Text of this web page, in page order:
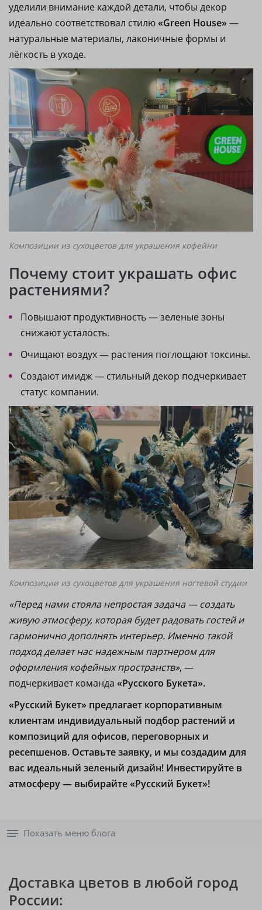
уделили внимание каждой детали, чтобы декор
идеально соответствовал стилю«Green House»—
натуральные материалы, лаконичные формы и
лёгкость в уходе.
Композиции из сухоцветов для украшения кофейни
Почему стоит украшать офис
растениями?
Повышают продуктивность — зеленые зоны
снижают усталость.
Очищают воздух — растения поглощают токсины.
Создают имидж — стильный декор подчеркивает
статус компании.
Композиции из сухоцветов для украшения ногтевой студии
«Перед нами стояла непростая задача — создать
живую атмосферу, которая будет радовать гостей и
гармонично дополнять интерьер. Именно такой
подход делает нас надежным партнером для
оформления кофейных пространств», —
подчеркивает команда «Русского Букета».
«Русский Букет» предлагает корпоративным
клиентам индивидуальный подбор растений и
композиций для офисов, переговорных и
ресепшенов. Оставьте заявку, и мы создадим для
вас идеальный зеленый дизайн! Инвестируйте в
атмосферу — выбирайте «Русский Букет»!
Показать меню блога
Доставка цветов в любой город
России: